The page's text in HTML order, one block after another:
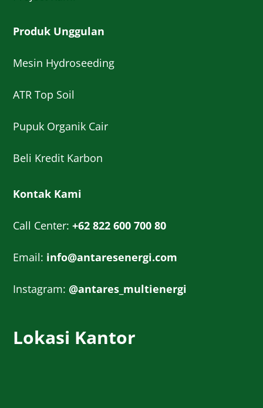
Produk Unggulan
Mesin Hydroseeding
ATR Top Soil
Pupuk Organik Cair
Beli Kredit Karbon
Kontak Kami
Call Center: +62 822 600 700 80
Email: info@antaresenergi.com
Instagram: @antares_multienergi
Lokasi Kantor